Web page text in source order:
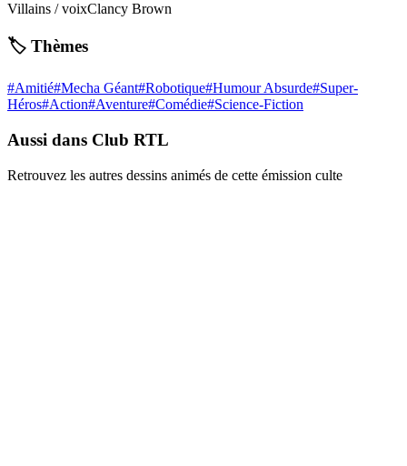
Villains / voixClancy Brown
🏷️ Thèmes
#Amitié#Mecha Géant#Robotique#Humour Absurde#Super-
Héros#Action#Aventure#Comédie#Science-Fiction
Aussi dans Club RTL
Retrouvez les autres dessins animés de cette émission culte